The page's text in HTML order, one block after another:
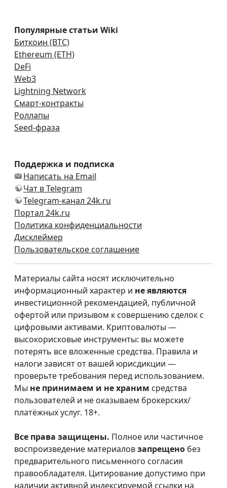
Популярные статьи Wiki
Биткоин (BTC)
Ethereum (ETH)
DeFi
Web3
Lightning Network
Смарт-контракты
Роллапы
Seed-фраза
Поддержка и подписка
Написать на Email
Чат в Telegram
Telegram-канал 24k.ru
Портал 24k.ru
Политика конфиденциальности
Дисклеймер
Пользовательское соглашение
Материалы сайта носят исключительно
информационный характер и не являются
инвестиционной рекомендацией, публичной
офертой или призывом к совершению сделок с
цифровыми активами. Криптовалюты —
высокорисковые инструменты: вы можете
потерять все вложенные средства. Правила и
налоги зависят от вашей юрисдикции —
проверьте требования перед использованием.
Мы не принимаем и не храним средства
пользователей и не оказываем брокерских/
платёжных услуг. 18+.
Все права защищены. Полное или частичное
воспроизведение материаловзапрещено без
предварительного письменного согласия
правообладателя. Цитирование допустимо при
наличии активной индексируемой ссылки на